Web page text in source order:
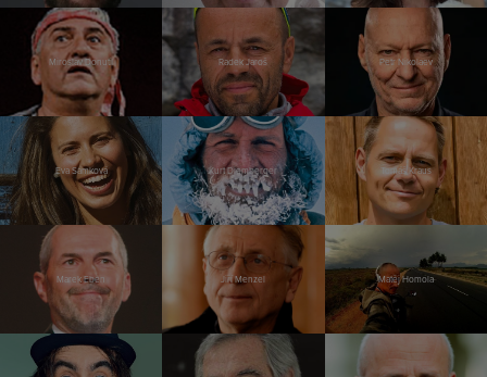
Miroslav Donutil Radek Jaroš Petr Nikolaev
Eva Samková Kurt Diemberger Tomáš Kraus
Marek Eben Jiří Menzel Matěj Homola